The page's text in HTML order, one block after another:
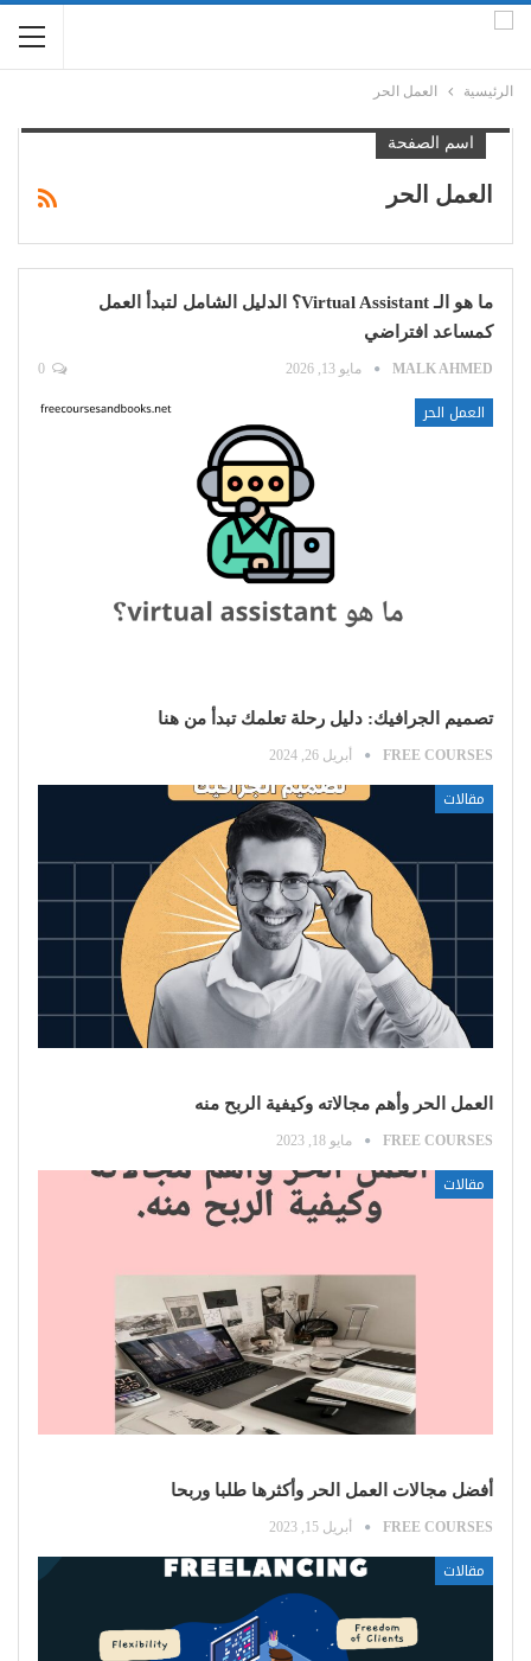
الرئيسية العمل الحر
اسم الصفحة
العمل الحر
ما هو الـ Virtual Assistant؟ الدليل الشامل لتبدأ العمل
كمساعد افتراضي
MALK AHMED مايو 13, 2026
العمل الحر
تصميم الجرافيك: دليل رحلة تعلمك تبدأ من هنا
FREE COURSES أبريل 26, 2024
مقالات
العمل الحر وأهم مجالاته وكيفية الربح منه
FREE COURSES مايو 18, 2023
مقالات
أفضل مجالات العمل الحر وأكثرها طلبا وربحا
FREE COURSES أبريل 15, 2023
مقالات